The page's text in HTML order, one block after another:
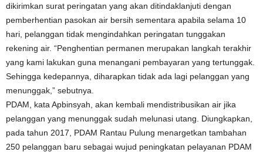
dikirimkan surat peringatan yang akan ditindaklanjuti dengan
pemberhentian pasokan air bersih sementara apabila selama 10
hari, pelanggan tidak mengindahkan peringatan tunggakan
rekening air. “Penghentian permanen merupakan langkah terakhir
yang kami lakukan guna menangani pembayaran yang tertunggak.
Sehingga kedepannya, diharapkan tidak ada lagi pelanggan yang
menunggak,” sebutnya.
PDAM, kata Apbinsyah, akan kembali mendistribusikan air jika
pelanggan yang menunggak sudah melunasi utang. Diungkapkan,
pada tahun 2017, PDAM Rantau Pulung menargetkan tambahan
250 pelanggan baru sebagai wujud peningkatan pelayanan PDAM